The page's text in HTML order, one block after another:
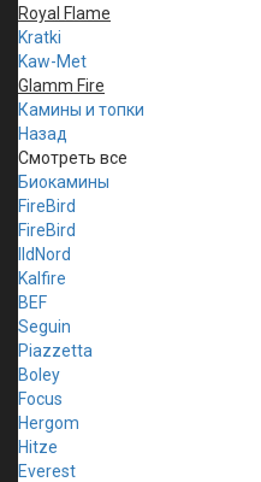
Royal Flame
Kratki
Kaw-Met
Glamm Fire
Камины и топки
Назад
Смотреть все
Биокамины
FireBird
FireBird
IldNord
Kalfire
BEF
Seguin
Piazzetta
Boley
Focus
Hergom
Hitze
Everest